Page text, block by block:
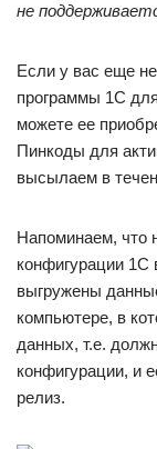
не
Если у вас еще
программы 1С
можете ее
Пинкоды для
высылаем в
Напоминаем, что
конфигурации
выгружены
компьютере, в
данных, т.е.
конфигурации, и
релиз.